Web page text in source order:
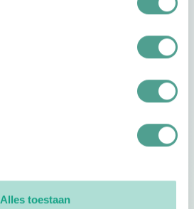
Alles toestaan